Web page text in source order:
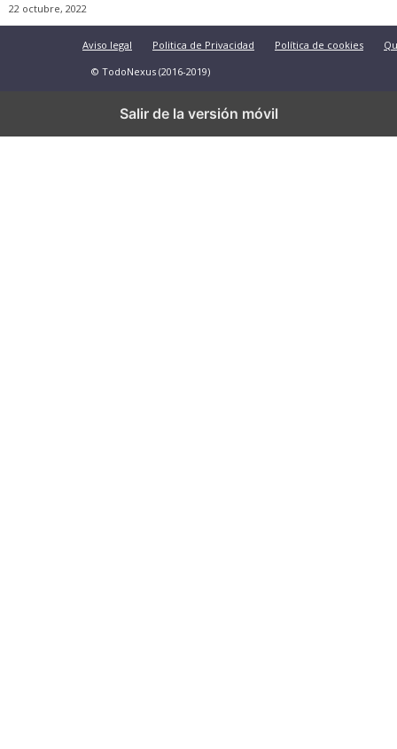
22 octubre, 2022
Aviso legal Politica de Privacidad Política de cookies
© TodoNexus (2016-2019)
Salir de la versión móvil